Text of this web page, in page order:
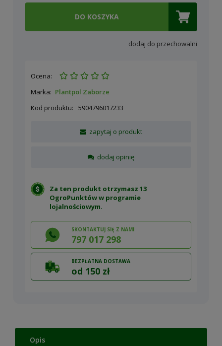
DO KOSZYKA
dodaj do przechowalni
Ocena:
Marka: Plantpol Zaborze
Kod produktu:
5904796017233
zapytaj o produkt
dodaj opinię
Za ten produkt otrzymasz 13
OgroPunktów w programie
lojalnościowym.
SKONTAKTUJ SIĘ Z NAMI
797 017 298
BEZPŁATNA DOSTAWA
od 150 zł
Opis